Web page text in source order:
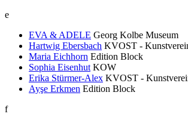
e
EVA & ADELE Georg Kolbe Museum
Hartwig Ebersbach KVOST -
Maria Eichhorn Edition Block
Sophia Eisenhut KOW
Erika Stürmer-Alex KVOST -
Ayşe Erkmen Edition Block
f